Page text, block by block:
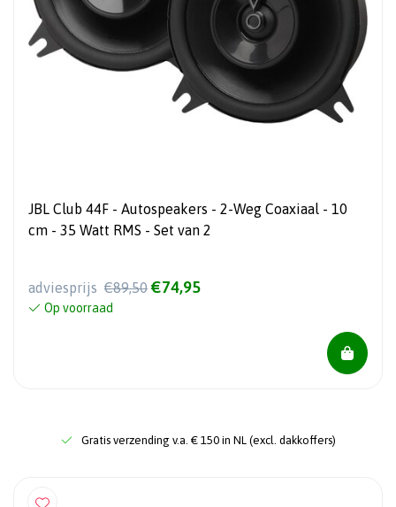
JBL Club 44F - Autospeakers - 2-Weg Coaxiaal - 10
cm - 35 Watt RMS - Set van 2
adviesprijs €89,50 €74,95
Op voorraad
Gratis verzending v.a. € 150 in NL (excl. dakkoffers)